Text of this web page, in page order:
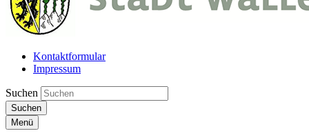
Kontaktformular
Impressum
Suchen
Suchen
Menü